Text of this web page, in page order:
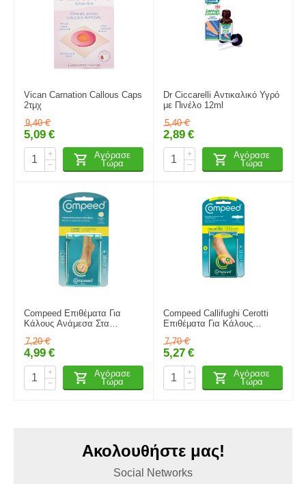
Vican Carnation Callous Caps
2τμχ
9,40 €
5,09 €
+
−
Αγόρασε
Τώρα
Dr Ciccarelli Αντικαλικό Υγρό
με Πινέλο 12ml
5,40 €
2,89 €
+
−
Αγόρασε
Τώρα
Compeed Επιθέματα Για
Κάλους Ανάμεσα Στα
7,20 €
4,99 €
+
−
Αγόρασε
Τώρα
Compeed Callifughi Cerotti
Επιθέματα Για Κάλους
6τμχ
7,70 €
5,27 €
+
−
Αγόρασε
Τώρα
Ακολουθήστε μας!
Social Networks